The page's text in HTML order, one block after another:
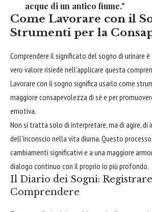
acque di un antico fiume."
Come Lavorare con il
Strumenti per la
Comprendere il significato del sogno di urinare
vero valore risiede nell'applicare questa
Lavorare con il sogno significa usarlo come
maggiore consapevolezza di sé e per
emotiva.
Non si tratta solo di interpretare, ma di agire, di
dell'inconscio nella vita diurna. Questo
cambiamenti significativi e a una maggiore
dialogo continuo con il proprio io più profondo.
Il Diario dei Sogni:
Comprendere